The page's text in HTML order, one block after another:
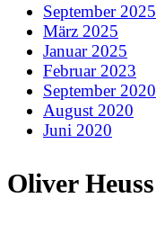
September 2025
März 2025
Januar 2025
Februar 2023
September 2020
August 2020
Juni 2020
Oliver Heuss